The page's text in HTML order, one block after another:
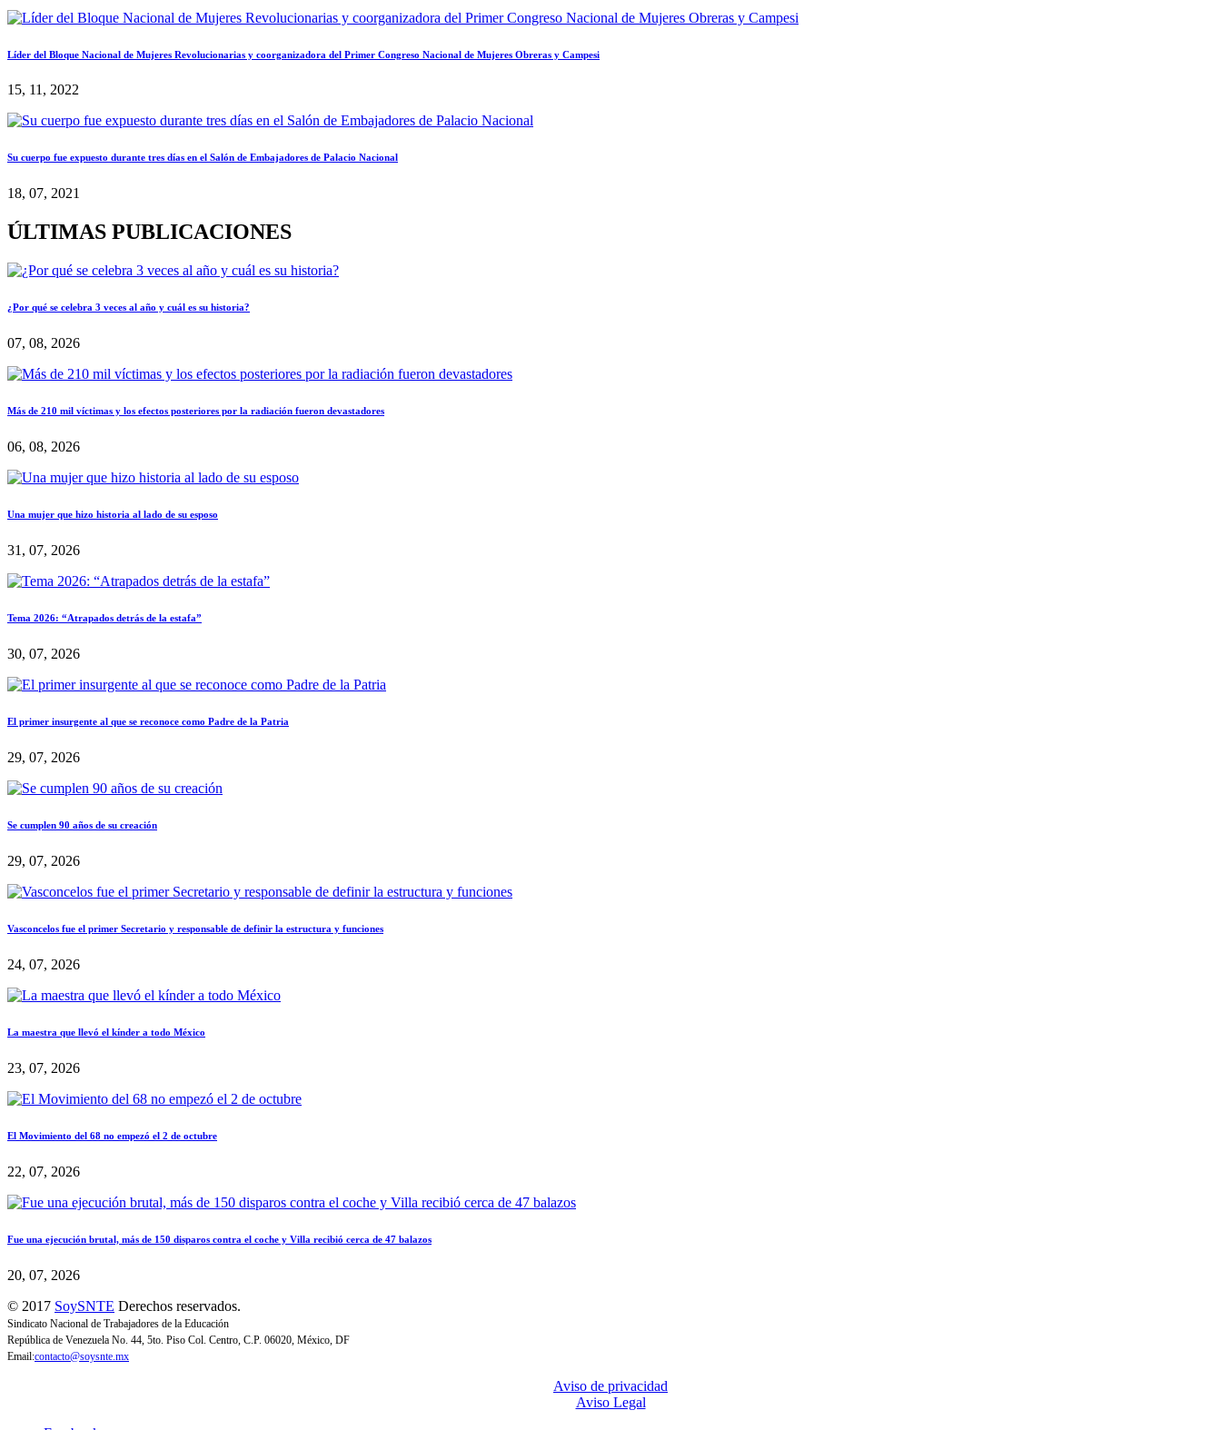
Líder del Bloque Nacional de Mujeres Revolucionarias y coorganizadora del Primer Congreso Nacional de Mujeres Obreras y Campesi
15, 11, 2022
Su cuerpo fue expuesto durante tres días en el Salón de Embajadores de Palacio Nacional
18, 07, 2021
ÚLTIMAS PUBLICACIONES
¿Por qué se celebra 3 veces al año y cuál es su historia?
07, 08, 2026
Más de 210 mil víctimas y los efectos posteriores por la radiación fueron devastadores
06, 08, 2026
Una mujer que hizo historia al lado de su esposo
31, 07, 2026
Tema 2026: “Atrapados detrás de la estafa”
30, 07, 2026
El primer insurgente al que se reconoce como Padre de la Patria
29, 07, 2026
Se cumplen 90 años de su creación
29, 07, 2026
Vasconcelos fue el primer Secretario y responsable de definir la estructura y funciones
24, 07, 2026
La maestra que llevó el kínder a todo México
23, 07, 2026
El Movimiento del 68 no empezó el 2 de octubre
22, 07, 2026
Fue una ejecución brutal, más de 150 disparos contra el coche y Villa recibió cerca de 47 balazos
20, 07, 2026
© 2017 SoySNTE Derechos reservados.
Sindicato Nacional de Trabajadores de la Educación
República de Venezuela No. 44, 5to. Piso Col. Centro, C.P. 06020, México, DF
Email:contacto@soysnte.mx
Aviso de privacidad
Aviso Legal